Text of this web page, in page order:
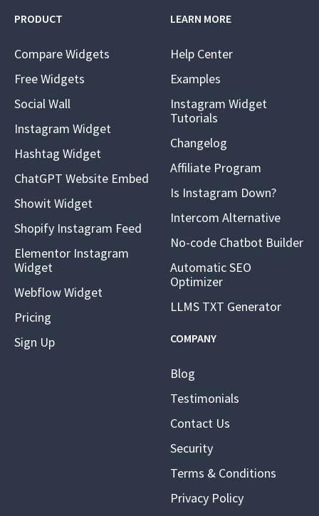
PRODUCT
Compare Widgets
Free Widgets
Social Wall
Instagram Widget
Hashtag Widget
ChatGPT Website Embed
Showit Widget
Shopify Instagram Feed
Elementor Instagram
Widget
Webflow Widget
Pricing
Sign Up
LEARN MORE
Help Center
Examples
Instagram Widget
Tutorials
Changelog
Affiliate Program
Is Instagram Down?
Intercom Alternative
No-code Chatbot Builder
Automatic SEO
Optimizer
LLMS TXT Generator
COMPANY
Blog
Testimonials
Contact Us
Security
Terms & Conditions
Privacy Policy